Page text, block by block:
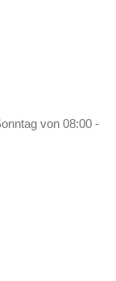
von 08:00 -